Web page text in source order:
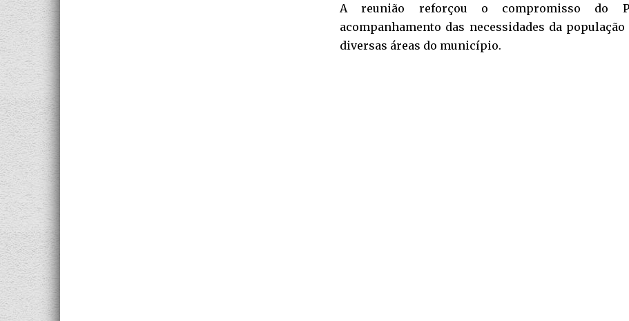
A reunião reforçou o compromisso do
acompanhamento das necessidades da
diversas áreas do município.